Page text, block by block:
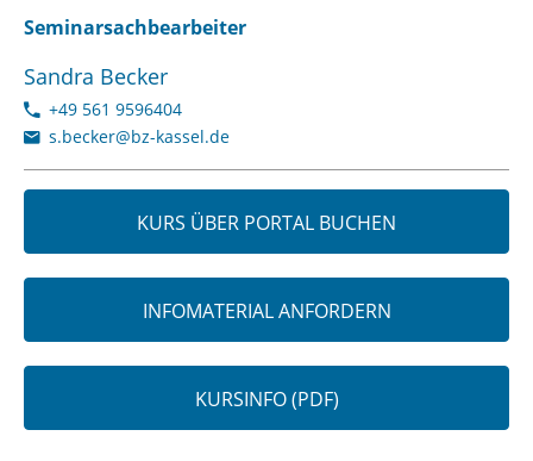
Seminarsachbearbeiter
Sandra Becker
+49 561 9596404
s.becker@bz-kassel.de
KURS ÜBER PORTAL BUCHEN
INFOMATERIAL ANFORDERN
KURSINFO (PDF)